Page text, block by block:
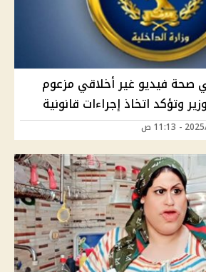
صحة فيديو غير أخلاقي مزعوم
وتؤكد اتخاذ إجراءات قانونية